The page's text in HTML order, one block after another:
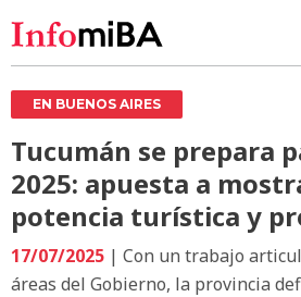
EN BUENOS AIRES
Tucumán se prepara
2025: apuesta a
potencia turística y
17/07/2025 | Con un trabajo
áreas del Gobierno, la provincia